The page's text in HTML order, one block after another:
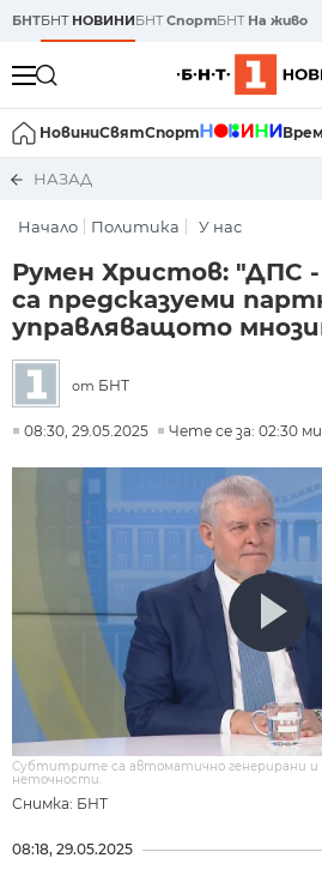
БНТБНТ НОВИНИБНТСпортБНТ На живо
НовиниСвятСпорт
НАЗАД
Начало Политика У нас
Румен Христов: "ДПС -
са предсказуеми
управляващото
от БНТ
08:30, 29.05.2025 Чете се за: 02:30
Снимка: БНТ
Субтитрите са автоматично генерирани и
неточности.
08:18, 29.05.2025